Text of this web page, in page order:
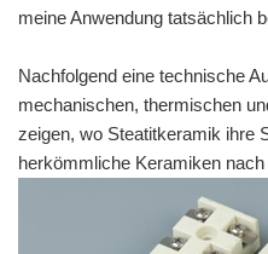
meine Anwendung tatsächlich
Nachfolgend eine technische
mechanischen, thermischen
zeigen, wo Steatitkeramik ihre
herkömmliche Keramiken